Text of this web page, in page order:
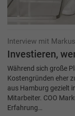
Interview mit
Investieren,
Während sich große
Kostengründen eher
aus Hamburg gezielt
Mitarbeiter. COO
Erfahrung…